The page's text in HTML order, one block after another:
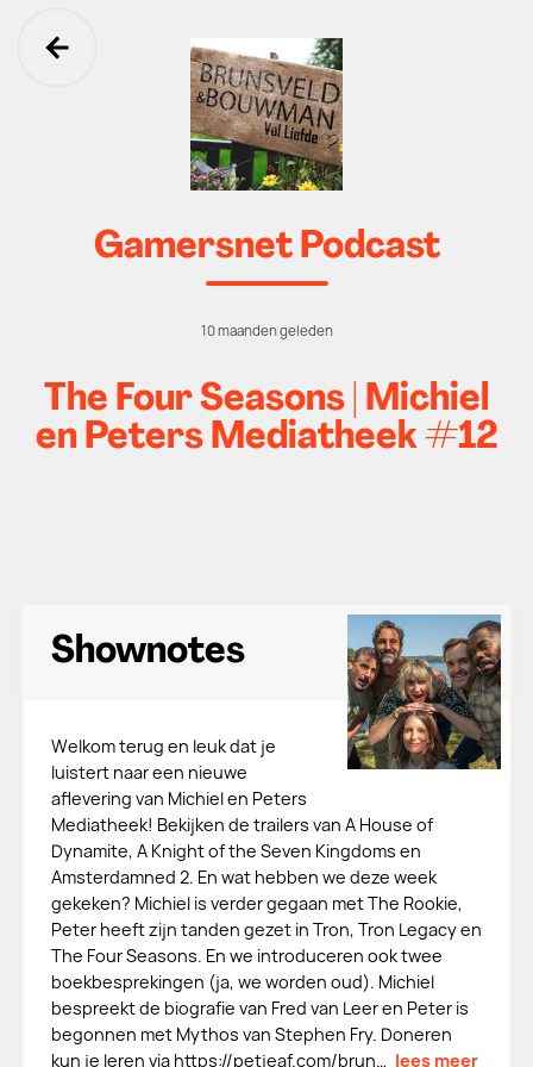
Ga terug
Gamersnet Podcast
10 maanden geleden
The Four Seasons | Michiel
en Peters Mediatheek #12
Shownotes
Welkom terug en leuk dat je
luistert naar een nieuwe
aflevering van Michiel en Peters
Mediatheek! Bekijken de trailers van A House of
Dynamite, A Knight of the Seven Kingdoms en
Amsterdamned 2. En wat hebben we deze week
gekeken? Michiel is verder gegaan met The Rookie,
Peter heeft zijn tanden gezet in Tron, Tron Legacy en
The Four Seasons. En we introduceren ook twee
boekbesprekingen (ja, we worden oud). Michiel
bespreekt de biografie van Fred van Leer en Peter is
begonnen met Mythos van Stephen Fry. Doneren
kun je leren via https://petjeaf.com/brun… lees meer